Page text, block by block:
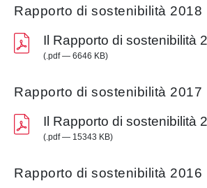
Rapporto di sostenibilità 2018
Il Rapporto di sostenibilità
(.pdf — 6646 KB)
Rapporto di sostenibilità 2017
Il Rapporto di sostenibilità
(.pdf — 15343 KB)
Rapporto di sostenibilità 2016